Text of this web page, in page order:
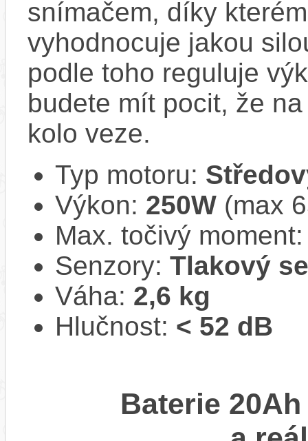
snímačem, díky
vyhodnocuje jakou
podle toho reguluje
budete mít pocit, že
kolo veze.
Typ motoru:
Výkon: 250W (max
Max. točivý
Senzory: Tlakový
Váha: 2,6 kg
Hlučnost: < 52 dB
Baterie